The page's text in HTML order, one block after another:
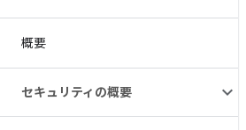
概要
セキュリティの概要